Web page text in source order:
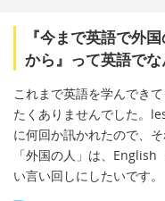
『今まで英語で外
から』って英語でな
これまで英語を学んでき
たくありませんでした。
に何回か訊かれたので、
「外国の人」は、
い言い回しにしたいです。